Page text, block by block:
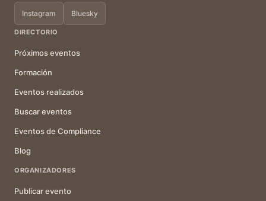
Instagram Bluesky
DIRECTORIO
Próximos eventos
Formación
Eventos realizados
Buscar eventos
Eventos de Compliance
Blog
ORGANIZADORES
Publicar evento